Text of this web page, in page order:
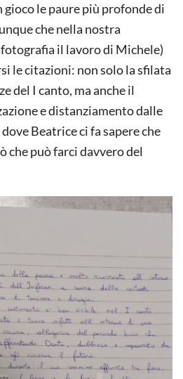
le paure più profonde di
che nella nostra
il lavoro di Michele)
le citazioni: non solo la sfilata
del I canto, ma anche il
e distanziamento dalle
Beatrice ci fa sapere che
che può farci davvero del